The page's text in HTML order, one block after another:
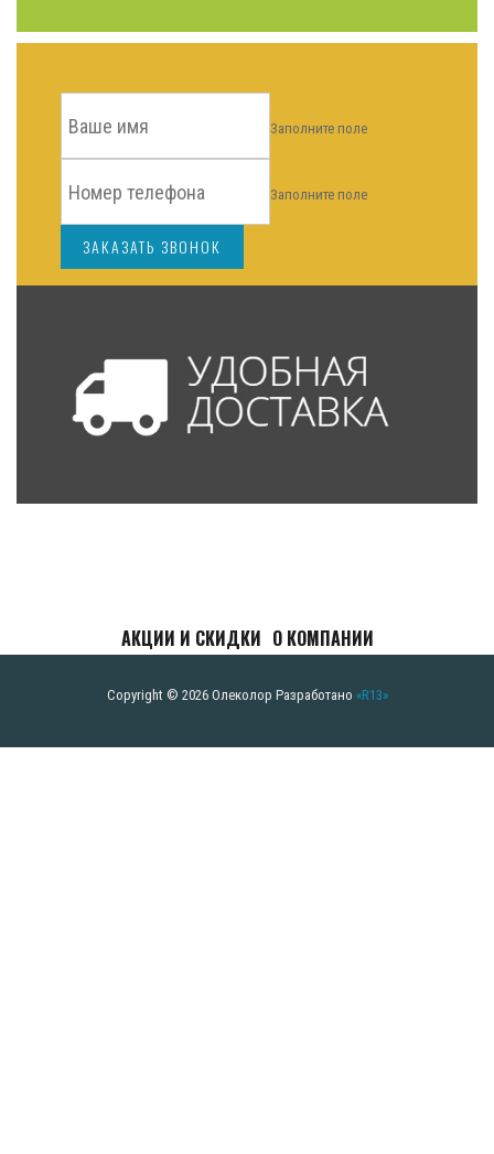
Заполните поле
Заполните поле
ЗАКАЗАТЬ ЗВОНОК
АКЦИИ И СКИДКИ О КОМПАНИИ
Copyright © 2026 Олеколор Разработано «R13»